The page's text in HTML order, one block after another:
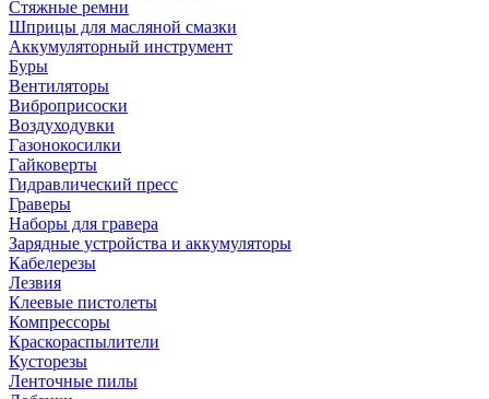
Стяжные ремни
Шприцы для масляной смазки
Аккумуляторный инструмент
Буры
Вентиляторы
Виброприсоски
Воздуходувки
Газонокосилки
Гайковерты
Гидравлический пресс
Граверы
Наборы для гравера
Зарядные устройства и аккумуляторы
Кабелерезы
Лезвия
Клеевые пистолеты
Компрессоры
Краскораспылители
Кусторезы
Ленточные пилы